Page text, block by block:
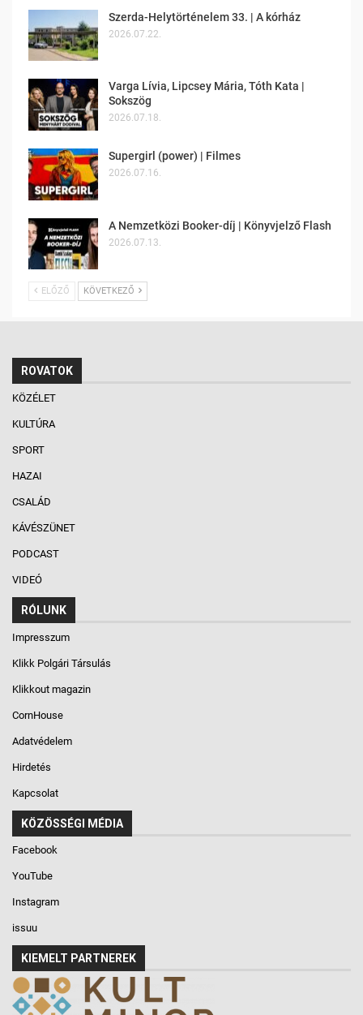
Szerda-Helytörténelem 33. | A kórház
2026.07.22.
Varga Lívia, Lipcsey Mária, Tóth Kata |
Sokszög
2026.07.18.
Supergirl (power) | Filmes
2026.07.16.
A Nemzetközi Booker-díj | Könyvjelző Flash
2026.07.13.
ELŐZŐ KÖVETKEZŐ
ROVATOK
KÖZÉLET
KULTÚRA
SPORT
HAZAI
CSALÁD
KÁVÉSZÜNET
PODCAST
VIDEÓ
RÓLUNK
Impresszum
Klikk Polgári Társulás
Klikkout magazin
CornHouse
Adatvédelem
Hirdetés
Kapcsolat
KÖZÖSSÉGI MÉDIA
Facebook
YouTube
Instagram
issuu
KIEMELT PARTNEREK